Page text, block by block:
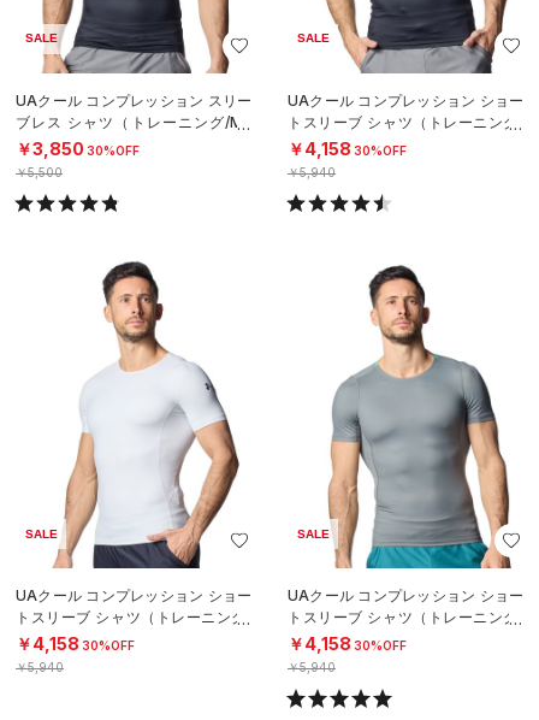
SALE
UAクール コンプレッション スリー
ブレス シャツ（トレーニング/ME
N）
￥3,850 30%OFF
￥5,500
SALE
UAクール コンプレッション ショー
トスリーブ シャツ（トレーニング/
MEN）
￥4,158 30%OFF
￥5,940
SALE
UAクール コンプレッション ショー
トスリーブ シャツ（トレーニング/
MEN）
￥4,158 30%OFF
￥5,940
SALE
UAクール コンプレッション ショー
トスリーブ シャツ（トレーニング/
MEN）
￥4,158 30%OFF
￥5,940